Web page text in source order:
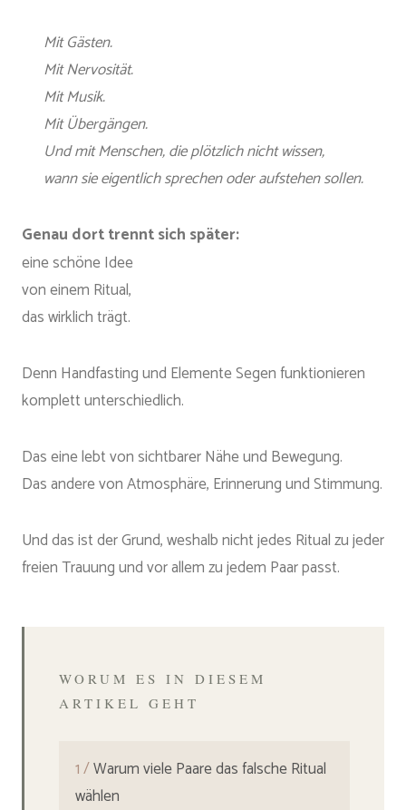
Mit Gästen.
Mit Nervosität.
Mit Musik.
Mit Übergängen.
Und mit Menschen, die plötzlich nicht wissen,
wann sie eigentlich sprechen oder aufstehen sollen.
Genau dort trennt sich später:
eine schöne Idee
von einem Ritual,
das wirklich trägt.
Denn Handfasting und Elemente Segen funktionieren
komplett unterschiedlich.
Das eine lebt von sichtbarer Nähe und Bewegung.
Das andere von Atmosphäre, Erinnerung und Stimmung.
Und das ist der Grund, weshalb nicht jedes Ritual zu jeder
freien Trauung und vor allem zu jedem Paar passt.
WORUM ES IN DIESEM
ARTIKEL GEHT
1 /Warum viele Paare das falsche Ritual
wählen